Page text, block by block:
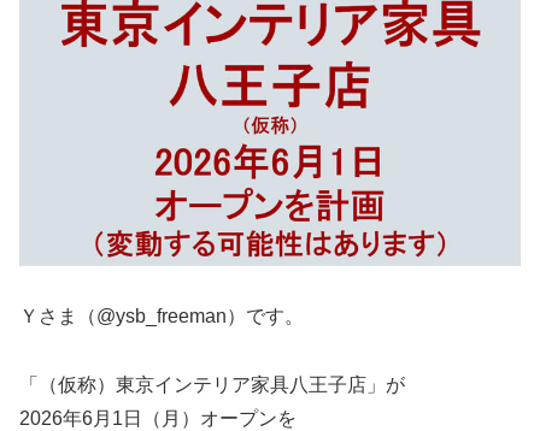
Ｙさま（@ysb_freeman）です。
「（仮称）東京インテリア家具八王子店」が
2026年6月1日（月）オープンを